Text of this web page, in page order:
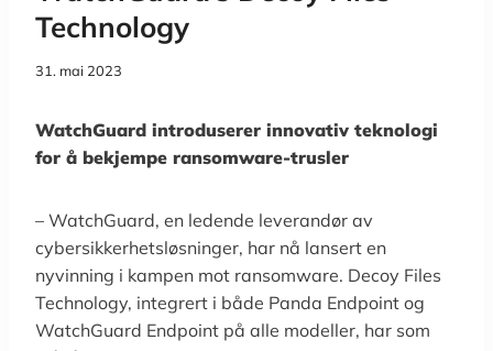
Technology
31. mai 2023
WatchGuard introduserer innovativ teknologi
for å bekjempe ransomware-trusler
– WatchGuard, en ledende leverandør av
cybersikkerhetsløsninger, har nå lansert en
nyvinning i kampen mot ransomware. Decoy Files
Technology, integrert i både Panda Endpoint og
WatchGuard Endpoint på alle modeller, har som